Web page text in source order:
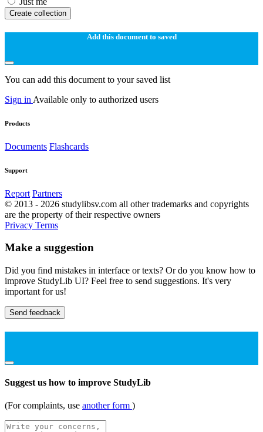
Create collection
Add this document to saved
You can add this document to your saved list
Sign in Available only to authorized users
Products
Documents Flashcards
Support
Report Partners
© 2013 - 2026 studylibsv.com all other trademarks and copyrights
are the property of their respective owners
Privacy Terms
Make a suggestion
Did you find mistakes in interface or texts? Or do you know how to
improve StudyLib UI? Feel free to send suggestions. It's very
important for us!
Send feedback
Suggest us how to improve StudyLib
(For complaints, use another form )